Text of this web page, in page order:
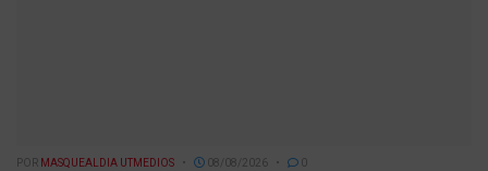
POR MASQUEALDIA UTMEDIOS 08/08/2026 0